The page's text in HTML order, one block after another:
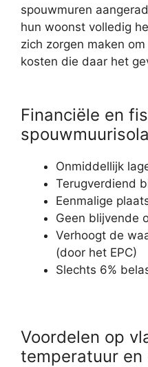
spouwmuren
hun woonst volledig
zich zorgen maken
kosten die daar het
Financiële en
Onmiddellijk
Terugverdiend
Eenmalige
Geen blijvende
Verhoogt de
(door het EPC)
Slechts 6%
Voordelen op
temperatuur en